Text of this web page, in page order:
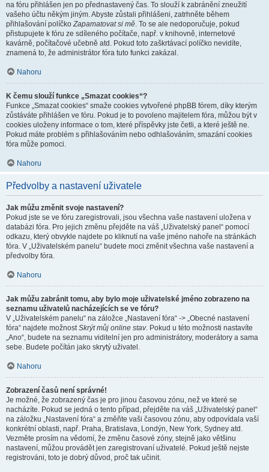
na fóru přihlášen jen po přednastavený čas. To slouží k zabránění zneužití
vašeho účtu někým jiným. Abyste zůstali přihlášeni, zatrhněte během
přihlašování políčkoZapamatovat si mě. To se ale nedoporučuje, pokud
přistupujete k fóru ze sdíleného počítače, např. v knihovně, internetové
kavárně, počítačové učebně atd. Pokud toto zaškrtávací políčko nevidíte,
znamená to, že administrátor fóra tuto funkci zakázal.
Nahoru
K čemu slouží funkce „Smazat cookies“?
Funkce „Smazat cookies“ smaže cookies vytvořené phpBB fórem, díky kterým
zůstáváte přihlášen ve fóru. Pokud je to povoleno majitelem fóra, můžou být v
cookies uloženy informace o tom, které příspěvky jste četli, a které ještě ne.
Pokud máte problém s přihlašováním nebo odhlašováním, smazání cookies
fóra může pomoci.
Nahoru
Předvolby a nastavení uživatele
Jak můžu změnit svoje nastavení?
Pokud jste se ve fóru zaregistrovali, jsou všechna vaše nastavení uložena v
databázi fóra. Pro jejich změnu přejděte na váš „Uživatelský panel“ pomocí
odkazu, který obvykle najdete po kliknutí na vaše jméno nahoře na stránkách
fóra. V „Uživatelském panelu“ budete moci změnit všechna vaše nastavení a
předvolby fóra.
Nahoru
Jak můžu zabránit tomu, aby bylo moje uživatelské jméno zobrazeno na
seznamu uživatelů nacházejících se ve fóru?
V „Uživatelském panelu“ na záložce „Nastavení fóra“ -> „Obecné nastavení
fóra“ najdete možnostSkrýt můj online stav. Pokud u této možnosti nastavíte
„Ano“, budete na seznamu viditelní jen pro administrátory, moderátory a sama
sebe. Budete počítán jako skrytý uživatel.
Nahoru
Zobrazení časů není správné!
Je možné, že zobrazený čas je pro jinou časovou zónu, než ve které se
nacházíte. Pokud se jedná o tento případ, přejděte na váš „Uživatelský panel“
na záložku „Nastavení fóra“ a změňte vaši časovou zónu, aby odpovídala vaší
konkrétní oblasti, např. Praha, Bratislava, Londýn, New York, Sydney atd.
Vezměte prosím na vědomí, že změnu časové zóny, stejně jako většinu
nastavení, můžou provádět jen zaregistrovaní uživatelé. Pokud ještě nejste
registrováni, toto je dobrý důvod, proč tak učinit.